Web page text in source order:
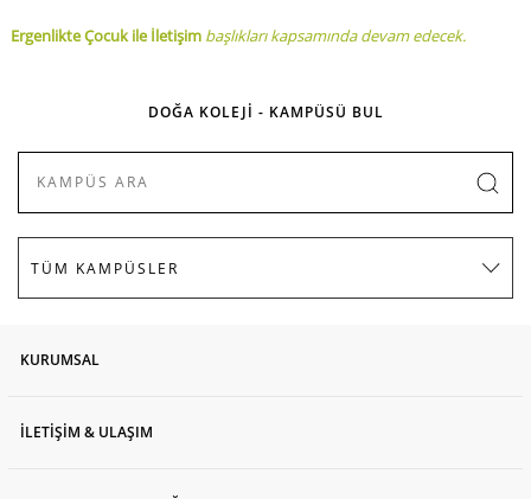
Ergenlikte Çocuk ile İletişimbaşlıkları kapsamında devam edecek.
DOĞA KOLEJİ - KAMPÜSÜ BUL
KURUMSAL
İLETİŞİM & ULAŞIM